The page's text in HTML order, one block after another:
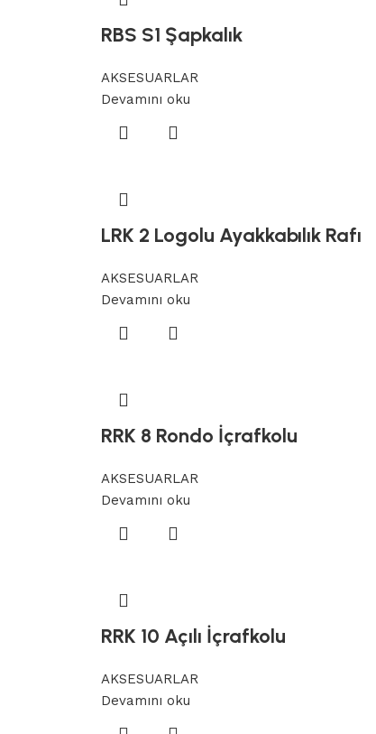
RBS S1 Şapkalık
AKSESUARLAR
Devamını oku
LRK 2 Logolu Ayakkabılık Rafı
AKSESUARLAR
Devamını oku
RRK 8 Rondo İçrafkolu
AKSESUARLAR
Devamını oku
RRK 10 Açılı İçrafkolu
AKSESUARLAR
Devamını oku